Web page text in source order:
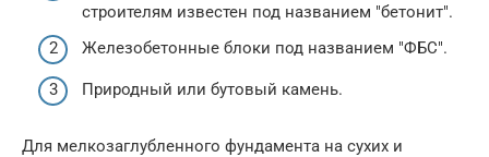
строителям известен под названием бетонит .
Железобетонные блоки под названием ФБС .
Природный или бутовый камень.
Для мелкозаглубленного фундамента на сухих и